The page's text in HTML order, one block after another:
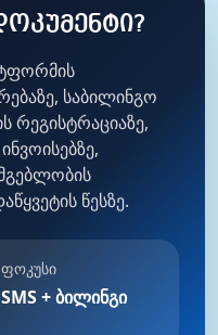
საბილინგო
რეგისტრაციაზე,
წესზე.
ფოკუსი
SMS + ბილინგი